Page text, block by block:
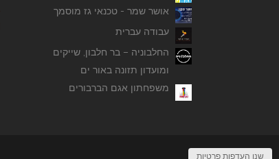
אושר שמר - טכנאי גז מוסמך
עבודה עברית
החלבוניה – בר חלבון, שייקים
ומועדון תזונה באור ים
משפחתון אגם הברבורים
שנו העדפות פרטיות